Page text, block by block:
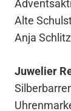
Alte
Anja
Juwelier